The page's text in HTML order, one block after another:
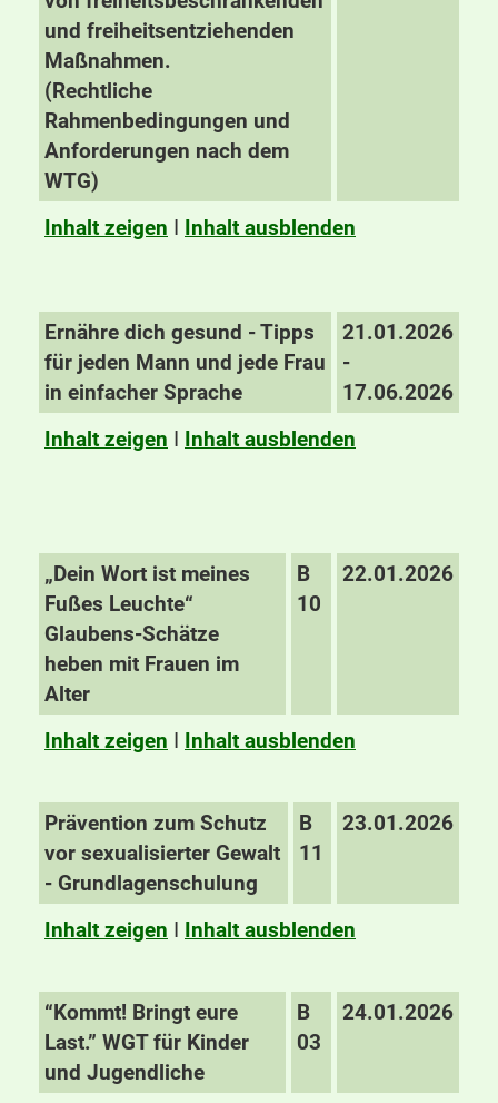
und freiheitsentziehenden
Maßnahmen.
(Rechtliche
Rahmenbedingungen und
Anforderungen nach dem
WTG)
Inhalt zeigen I Inhalt ausblenden
Ernähre dich gesund - Tipps
für jeden Mann und jede Frau
in einfacher Sprache
21.01.2026
-
17.06.2026
Inhalt zeigen I Inhalt ausblenden
„Dein Wort ist meines
Fußes Leuchte“
Glaubens-Schätze
heben mit Frauen im
Alter
B
10
22.01.2026
Inhalt zeigen I Inhalt ausblenden
Prävention zum Schutz
vor sexualisierter Gewalt
- Grundlagenschulung
B
11
23.01.2026
Inhalt zeigen I Inhalt ausblenden
“Kommt! Bringt eure
Last.” WGT für Kinder
und Jugendliche
B
03
24.01.2026